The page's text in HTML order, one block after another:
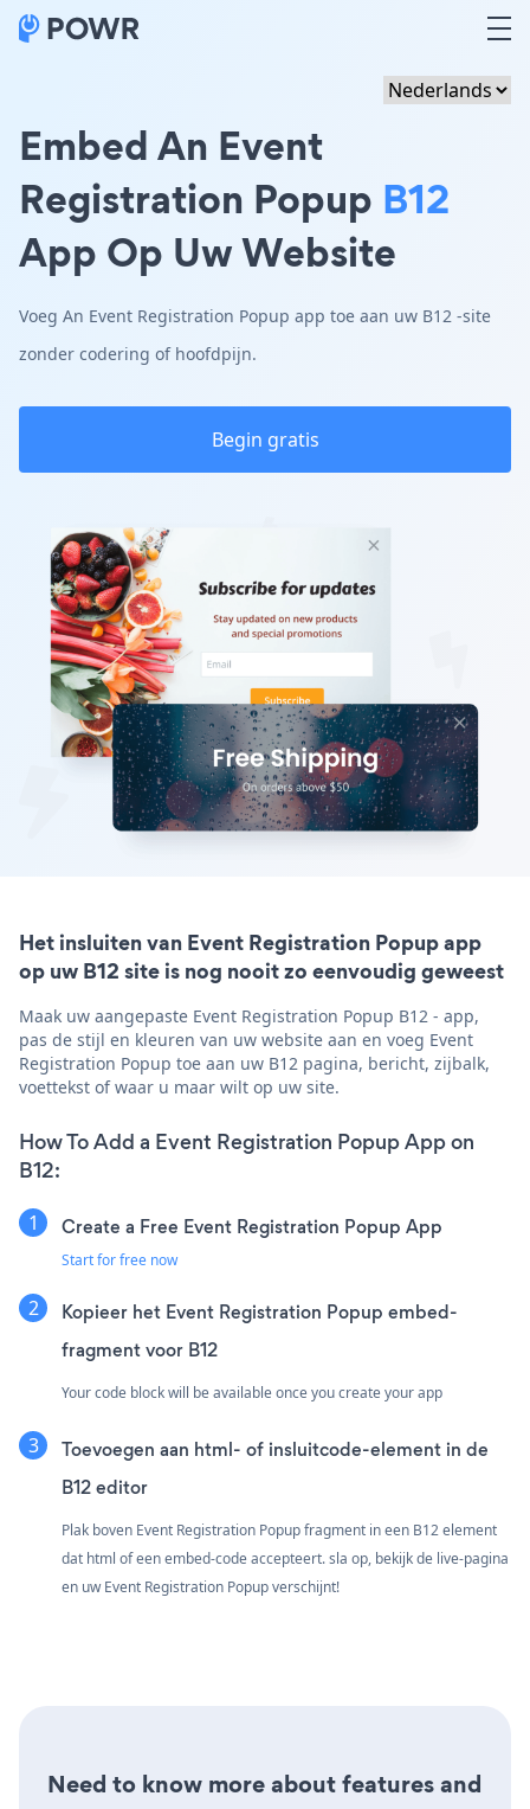
Embed An Event
Registration Popup B12
App Op Uw Website
Voeg An Event Registration Popup app toe aan uw B12 -site
zonder codering of hoofdpijn.
Begin gratis
Het insluiten van Event Registration Popup app
op uw B12 site is nog nooit zo eenvoudig geweest
Maak uw aangepaste Event Registration Popup B12 - app,
pas de stijl en kleuren van uw website aan en voeg Event
Registration Popup toe aan uw B12 pagina, bericht, zijbalk,
voettekst of waar u maar wilt op uw site.
How To Add a Event Registration Popup App on
B12:
Create a Free Event Registration Popup App
Start for free now
Kopieer het Event Registration Popup embed-
fragment voor B12
Your code block will be available once you create your app
Toevoegen aan html- of insluitcode-element in de
B12 editor
Plak boven Event Registration Popup fragment in een B12 element
dat html of een embed-code accepteert. sla op, bekijk de live-pagina
en uw Event Registration Popup verschijnt!
Need to know more about features and